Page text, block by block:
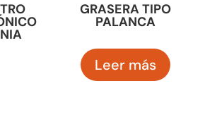
GRASERA TIPO
PALANCA
Leer más